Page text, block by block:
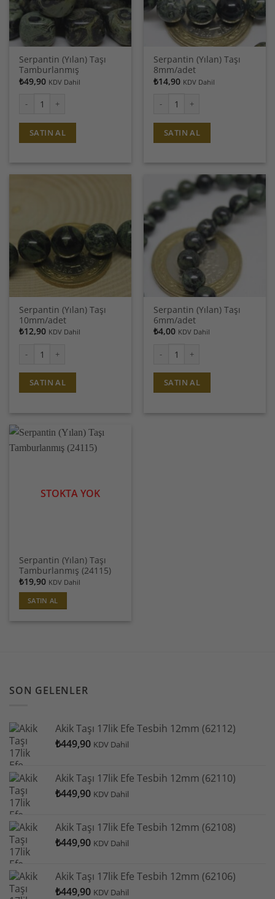
Serpantin (Yılan) Taşı
Tamburlanmış
₺49,90 KDV Dahil
Serpantin (Yılan) Taşı Tamburlanmış adet
SATIN AL
Serpantin (Yılan) Taşı
8mm/adet
₺14,90 KDV Dahil
Serpantin (Yılan) Taşı 8mm/adet
SATIN AL
Serpantin (Yılan) Taşı
10mm/adet
₺12,90 KDV Dahil
Serpantin (Yılan) Taşı 10mm/adet adet
SATIN AL
Serpantin (Yılan) Taşı
6mm/adet
₺4,00 KDV Dahil
Serpantin (Yılan) Taşı 6mm/adet
SATIN AL
STOKTA YOK
Serpantin (Yılan) Taşı
Tamburlanmış (24115)
₺19,90 KDV Dahil
SATIN AL
SON GELENLER
Akik Taşı 17lik Efe Tesbih 12mm (62112)
₺449,90 KDV Dahil
Akik Taşı 17lik Efe Tesbih 12mm (62110)
₺449,90 KDV Dahil
Akik Taşı 17lik Efe Tesbih 12mm (62108)
₺449,90 KDV Dahil
Akik Taşı 17lik Efe Tesbih 12mm (62106)
₺449,90 KDV Dahil